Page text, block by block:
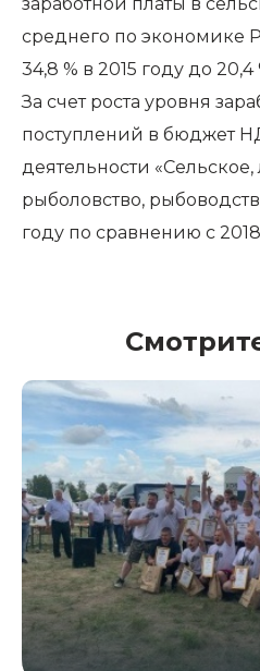
среднего по экономике
34,8 % в 2015 году до 20,4
За счет роста уровня
поступлений в бюджет
деятельности «Сельское,
рыболовство,
году по сравнению с